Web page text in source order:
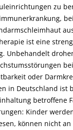
zu
ist eine
Unbehandelt
oder
in Deutschland ist
betroffene
Kinder
können nicht